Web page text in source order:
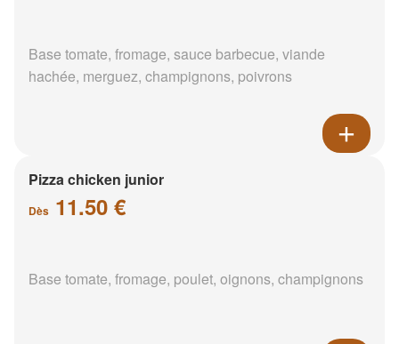
Base tomate, fromage, sauce barbecue, viande
hachée, merguez, champignons, poivrons
Pizza chicken junior
Dès 11.50 €
Base tomate, fromage, poulet, oignons, champignons